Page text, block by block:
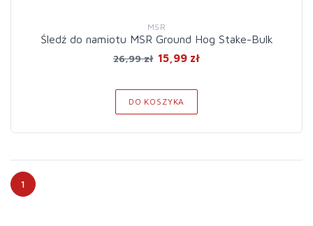
MSR
Śledź do namiotu MSR Ground Hog Stake-Bulk
26,99 zł 15,99 zł
DO KOSZYKA
1